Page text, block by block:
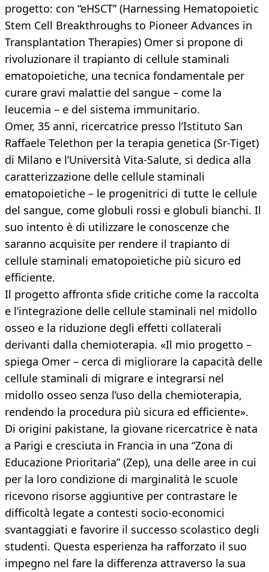
progetto: con “eHSCT” (Harnessing Hematopoietic
Stem Cell Breakthroughs to Pioneer Advances in
Transplantation Therapies) Omer si propone di
rivoluzionare il trapianto di cellule staminali
ematopoietiche, una tecnica fondamentale per
curare gravi malattie del sangue – come la
leucemia – e del sistema immunitario.
Omer, 35 anni, ricercatrice presso l’Istituto San
Raffaele Telethon per la terapia genetica (Sr-Tiget)
di Milano e l’Università Vita-Salute, si dedica alla
caratterizzazione delle cellule staminali
ematopoietiche – le progenitrici di tutte le cellule
del sangue, come globuli rossi e globuli bianchi. Il
suo intento è di utilizzare le conoscenze che
saranno acquisite per rendere il trapianto di
cellule staminali ematopoietiche più sicuro ed
efficiente.
Il progetto affronta sfide critiche come la raccolta
e l’integrazione delle cellule staminali nel midollo
osseo e la riduzione degli effetti collaterali
derivanti dalla chemioterapia. «Il mio progetto –
spiega Omer – cerca di migliorare la capacità delle
cellule staminali di migrare e integrarsi nel
midollo osseo senza l’uso della chemioterapia,
rendendo la procedura più sicura ed efficiente».
Di origini pakistane, la giovane ricercatrice è nata
a Parigi e cresciuta in Francia in una “Zona di
Educazione Prioritaria” (Zep), una delle aree in cui
per la loro condizione di marginalità le scuole
ricevono risorse aggiuntive per contrastare le
difficoltà legate a contesti socio-economici
svantaggiati e favorire il successo scolastico degli
studenti. Questa esperienza ha rafforzato il suo
impegno nel fare la differenza attraverso la sua